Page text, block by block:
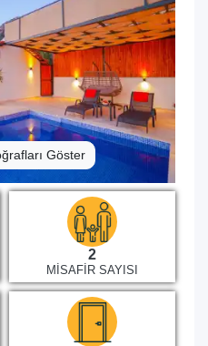
Göster
2
MISAFIR SAYISI